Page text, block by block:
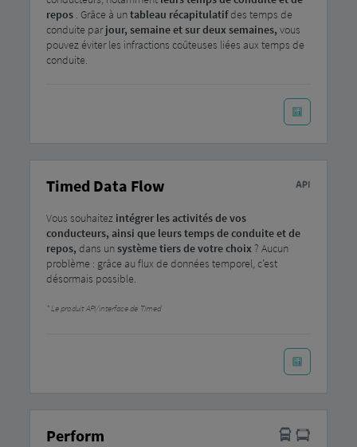
repos. Grâce à untableau récapitulatifdes temps de
conduite parjour, semaine et sur deux semaines, vous
pouvez éviter les infractions coûteuses liées aux temps de
conduite.
Timed Data Flow
Vous souhaitez intégrer les activités de vos
conducteurs, ainsi que leurs temps de conduite et de
repos, dans unsystème tiers de votre choix? Aucun
problème : grâce au flux de données temporel, c’est
désormais possible.
Le produit API/interface de Timed
Perform